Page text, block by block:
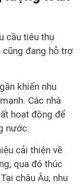
cầu tiêu thụ
đang hỗ trợ
khiến nhu
Các nhà
hoạt động để
nước.
cải thiện về
qua đó thúc
châu Âu, nhu